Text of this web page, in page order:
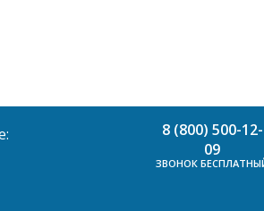
8 (800) 500-12-
09
ЗВОНОК